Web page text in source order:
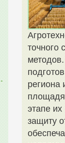
точного
региона
этапе
защиту